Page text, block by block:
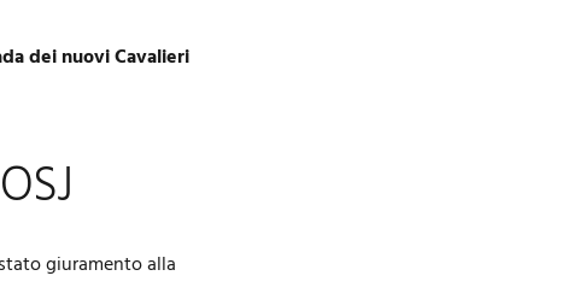
dei nuovi Cavalieri
giuramento alla